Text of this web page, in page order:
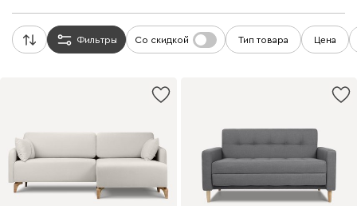
Фильтры Со скидкой Тип товара Цена